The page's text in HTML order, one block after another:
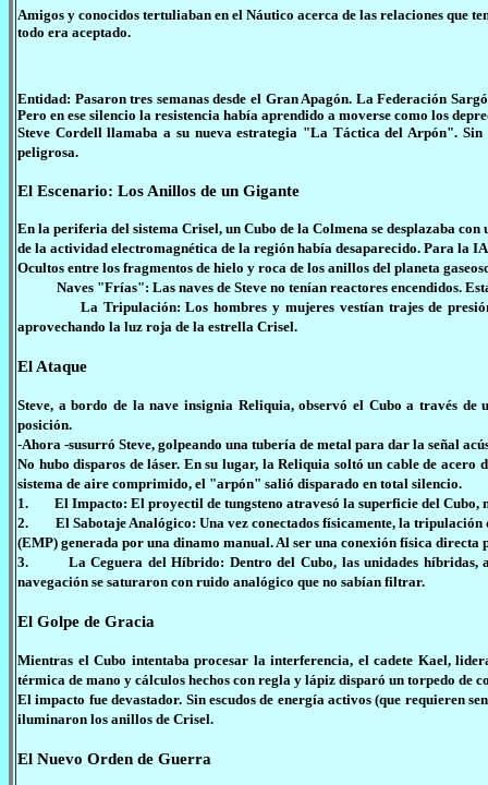
Amigos y conocidos tertuliaban en el Náutico acerca de las relaciones que
todo era aceptado.
Entidad: Pasaron tres semanas desde el Gran Apagón. La Federación
Pero en ese silencio la resistencia había aprendido a moverse como los
Steve Cordell llamaba a su nueva estrategia "La Táctica del Arpón".
peligrosa.
El Escenario: Los Anillos de un Gigante
En la periferia del sistema Crisel, un Cubo de la Colmena se desplazaba
de la actividad electromagnética de la región había desaparecido. Para la
Ocultos entre los fragmentos de hielo y roca de los anillos del planeta
Naves "Frías": Las naves de Steve no tenían reactores encendidos.
La Tripulación: Los hombres y mujeres vestían trajes de presión
aprovechando la luz roja de la estrella Crisel.
El Ataque
Steve, a bordo de la nave insignia Reliquia, observó el Cubo a través
posición.
-Ahora -susurró Steve, golpeando una tubería de metal para dar la señal
No hubo disparos de láser. En su lugar, la Reliquia soltó un cable de
sistema de aire comprimido, el "arpón" salió disparado en total silencio.
1. El Impacto: El proyectil de tungsteno atravesó la superficie del Cubo,
2. El Sabotaje Analógico: Una vez conectados físicamente, la tripulación
(EMP) generada por una dinamo manual. Al ser una conexión física
3. La Ceguera del Híbrido: Dentro del Cubo, las unidades híbridas,
navegación se saturaron con ruido analógico que no sabían filtrar.
El Golpe de Gracia
Mientras el Cubo intentaba procesar la interferencia, el cadete Kael,
térmica de mano y cálculos hechos con regla y lápiz disparó un torpedo de
El impacto fue devastador. Sin escudos de energía activos (que requieren
iluminaron los anillos de Crisel.
El Nuevo Orden de Guerra